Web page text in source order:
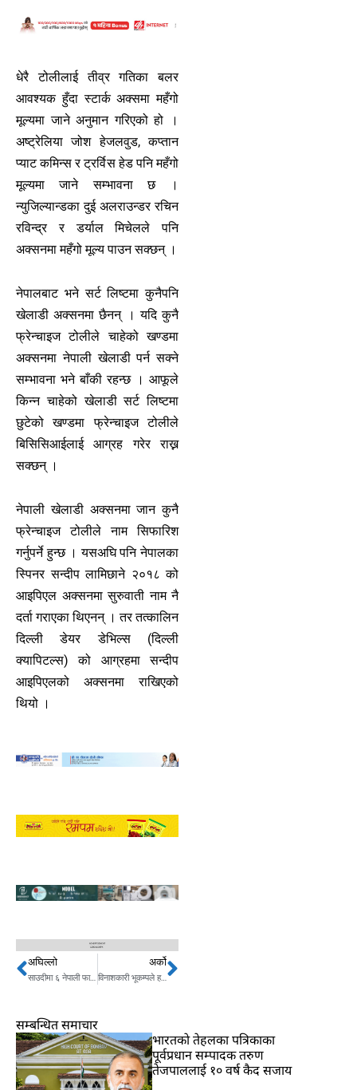
धेरै टोलीलाई तीव्र गतिका बलर
आवश्यक हुँदा स्टार्क अक्समा महँगो
मूल्यमा जाने अनुमान गरिएको हो ।
अष्ट्रेलिया जोश हेजलवुड, कप्तान
प्याट कमिन्स र ट्रर्विस हेड पनि महँगो
मूल्यमा जाने सम्भावना छ ।
न्युजिल्यान्डका दुई अलराउन्डर रचिन
रविन्द्र र डर्याल मिचेलले पनि
अक्सनमा महँगो मूल्य पाउन सक्छन् ।
नेपालबाट भने सर्ट लिष्टमा कुनैपनि
खेलाडी अक्सनमा छैनन् । यदि कुनै
फ्रेन्चाइज टोलीले चाहेको खण्डमा
अक्सनमा नेपाली खेलाडी पर्न सक्ने
सम्भावना भने बाँकी रहन्छ । आफूले
किन्न चाहेको खेलाडी सर्ट लिष्टमा
छुटेको खण्डमा फ्रेन्चाइज टोलीले
बिसिसिआईलाई आग्रह गरेर राख्न
सक्छन् ।
नेपाली खेलाडी अक्सनमा जान कुनै
फ्रेन्चाइज टोलीले नाम सिफारिश
गर्नुपर्ने हुन्छ । यसअघि पनि नेपालका
स्पिनर सन्दीप लामिछाने २०१८ को
आइपिएल अक्सनमा सुरुवाती नाम नै
दर्ता गराएका थिएनन् । तर तत्कालिन
दिल्ली डेयर डेभिल्स (दिल्ली
क्यापिटल्स) को आग्रहमा सन्दीप
आइपिएलको अक्सनमा राखिएको
थियो ।
Prev
अघिल्लो
साउदीमा ६ नेपाली फालिएको खाना खान बाध्य
अर्को
विनाशकारी भूकम्पले हल्लियो चीन, सयौंको मृत्युNext
सम्बन्धित समाचार
भारतकाे तेहलका पत्रिकाका
पूर्वप्रधान सम्पादक तरुण
तेजपाललाई १० वर्ष कैद सजाय